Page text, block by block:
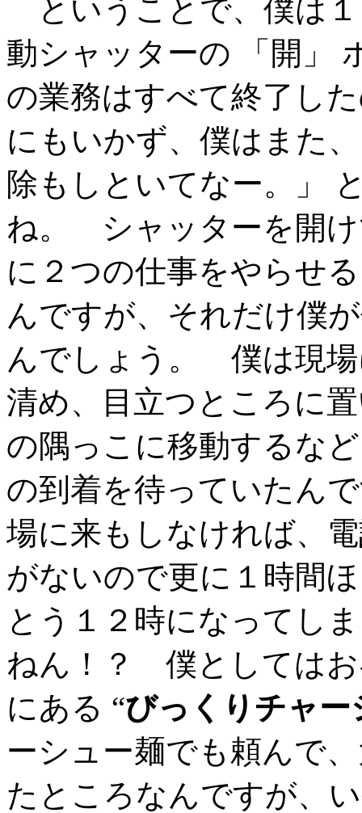
ということで、僕は
動シャッターの 「開」
の業務はすべて終了し
にもいかず、僕はまた
除もしといてなー。」
ね。 シャッターを開
に２つの仕事をやらせ
んですが、それだけ僕
んでしょう。 僕は現
清め、目立つところに
の隅っこに移動するな
の到着を待っていたん
場に来もしなければ、
がないので更に１時間
とう１２時になってし
ねん！？ 僕としてはお
にある “びっくりチャー
ーシュー麺でも頼んで
たところなんですが、